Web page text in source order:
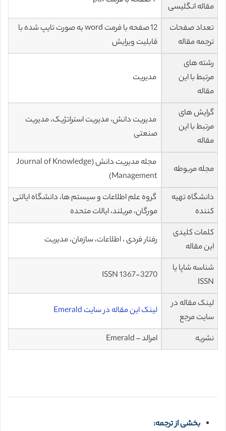
مقاله انگلیسی
تعداد صفحات
ترجمه مقاله
12 صفحه با فرمت word به صورت تایپ شده با
قابلیت ویرایش
رشته های
مرتبط با این
مقاله
مدیریت
گرایش های
مرتبط با این
مقاله
مدیریت دانش، مدیریت استراتژیک، مدیریت
صنعتی
مجله مربوطه
مجله مدیریت دانش (Journal of Knowledge
Management)
دانشگاه تهیه
کننده
گروه علم اطلاعات و سیستم ها، دانشگاه ایالتی
مورگان، مریلند، ایالات متحده
کلمات کلیدی
این مقاله
رفتار فردی ، اطلاعات، سازمان، مدیریت
شناسه شاپا یا
ISSN
ISSN 1367-3270
لینک مقاله در
سایت مرجع
لینک این مقاله در سایت Emerald
نشریه امرالد – Emerald
بخشی از ترجمه: